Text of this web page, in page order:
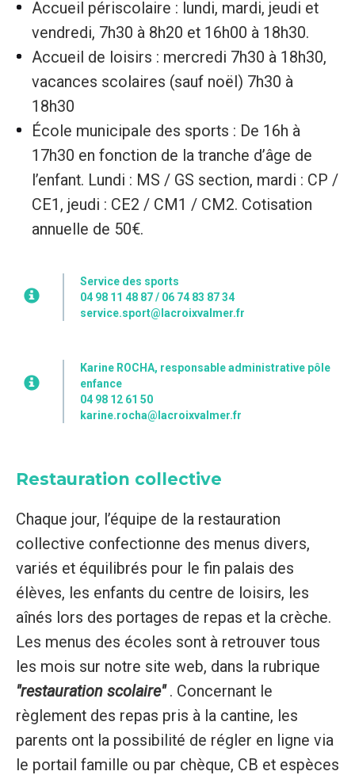
Accueil périscolaire : lundi, mardi, jeudi et
vendredi, 7h30 à 8h20 et 16h00 à 18h30.
Accueil de loisirs : mercredi 7h30 à 18h30,
vacances scolaires (sauf noël) 7h30 à
18h30
École municipale des sports : De 16h à
17h30 en fonction de la tranche d’âge de
l’enfant. Lundi : MS / GS section, mardi : CP /
CE1, jeudi : CE2 / CM1 / CM2. Cotisation
annuelle de 50€.
Service des sports
04 98 11 48 87 / 06 74 83 87 34
service.sport@lacroixvalmer.fr
Karine ROCHA, responsable administrative pôle
enfance
04 98 12 61 50
karine.rocha@lacroixvalmer.fr
Restauration collective
Chaque jour, l’équipe de la restauration
collective confectionne des menus divers,
variés et équilibrés pour le fin palais des
élèves, les enfants du centre de loisirs, les
aînés lors des portages de repas et la crèche.
Les menus des écoles sont à retrouver tous
les mois sur notre site web, dans la rubrique
"restauration scolaire" . Concernant le
règlement des repas pris à la cantine, les
parents ont la possibilité de régler en ligne via
le portail famille ou par chèque, CB et espèces